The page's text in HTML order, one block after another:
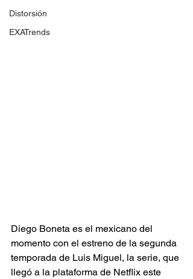
Distorsión
EXATrends
Diego Boneta es el mexicano del
momento con el estreno de la segunda
temporada de Luis Miguel, la serie, que
llegó a la plataforma de Netflix este